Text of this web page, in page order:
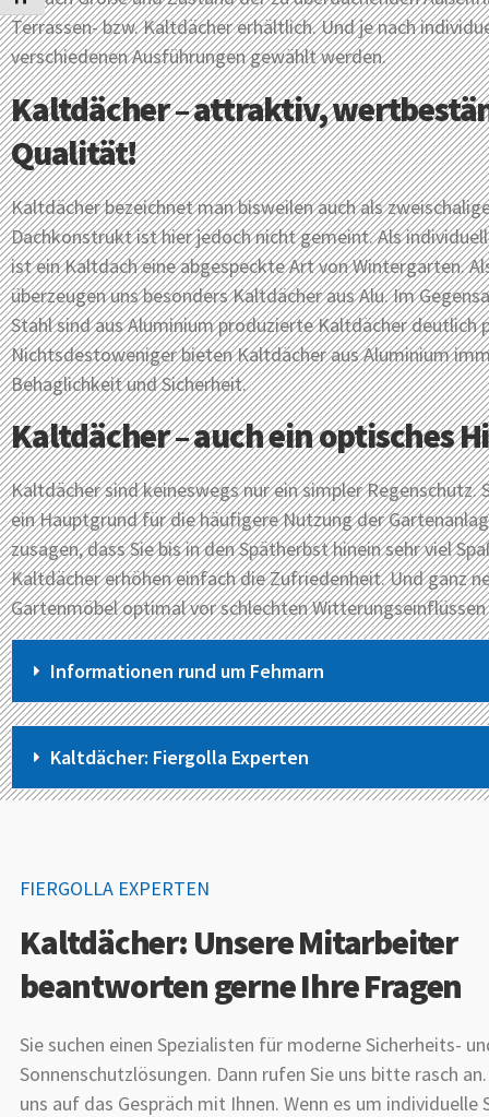
Terrassen- bzw. Kaltdächer erhältlich. Und je nach
verschiedenen Ausführungen gewählt werden.
Kaltdächer – attraktiv,
Qualität!
Kaltdächer bezeichnet man bisweilen auch als
Dachkonstrukt ist hier jedoch nicht gemeint. Als
ist ein Kaltdach eine abgespeckte Art von Wintergarten.
überzeugen uns besonders Kaltdächer aus Alu. Im
Stahl sind aus Aluminium produzierte Kaltdächer deutlich
Nichtsdestoweniger bieten Kaltdächer aus Aluminium
Behaglichkeit und Sicherheit.
Kaltdächer – auch ein optisches
Kaltdächer sind keineswegs nur ein simpler Regenschutz.
ein Hauptgrund für die häufigere Nutzung der
zusagen, dass Sie bis in den Spätherbst hinein sehr viel
Kaltdächer erhöhen einfach die Zufriedenheit. Und ganz
Gartenmöbel optimal vor schlechten
Informationen rund um Fehmarn
Kaltdächer: Fiergolla Experten
FIERGOLLA EXPERTEN
Kaltdächer: Unsere Mitarbeiter
beantworten gerne Ihre Fragen
Sie suchen einen Spezialisten für moderne Sicherheits-
Sonnenschutzlösungen. Dann rufen Sie uns bitte rasch
uns auf das Gespräch mit Ihnen. Wenn es um individuelle